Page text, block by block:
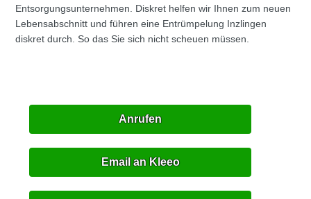
Entsorgungsunternehmen. Diskret helfen wir Ihnen zum neuen
Lebensabschnitt und führen eine Entrümpelung Inzlingen
diskret durch. So das Sie sich nicht scheuen müssen.
Anrufen
Email an Kleeo